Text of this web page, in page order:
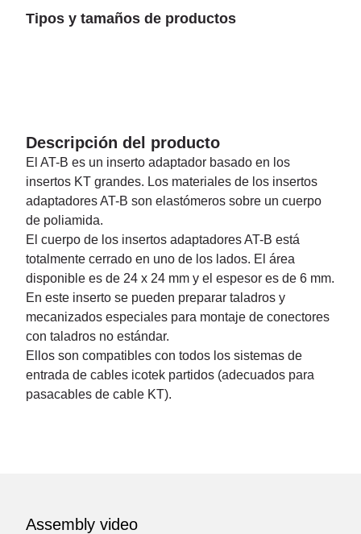
Tipos y tamaños de productos
Descripción del producto
El AT-B es un inserto adaptador basado en los
insertos KT grandes. Los materiales de los insertos
adaptadores AT-B son elastómeros sobre un cuerpo
de poliamida.
El cuerpo de los insertos adaptadores AT-B está
totalmente cerrado en uno de los lados. El área
disponible es de 24 x 24 mm y el espesor es de 6 mm.
En este inserto se pueden preparar taladros y
mecanizados especiales para montaje de conectores
con taladros no estándar.
Ellos son compatibles con todos los sistemas de
entrada de cables icotek partidos (adecuados para
pasacables de cable KT).
Assembly video